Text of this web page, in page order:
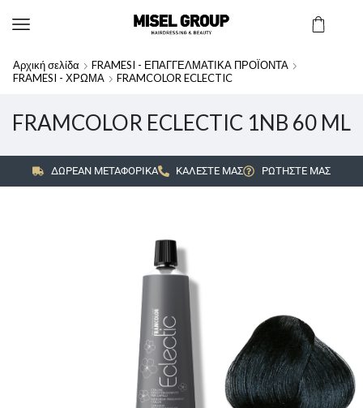
Αρχική σελίδα
FRAMESI - ΕΠΑΓΓΕΛΜΑΤΙΚΑ ΠΡΟΪΟΝΤΑ
FRAMESI - ΧΡΩΜΑ
FRAMCOLOR ECLECTIC
FRAMCOLOR ECLECTIC 1NB 60 ML
ΔΩΡΕΑΝ ΜΕΤΑΦΟΡΙΚΑ ΚΑΛΕΣΤΕ ΜΑΣ ΡΩΤΗΣΤΕ ΜΑΣ